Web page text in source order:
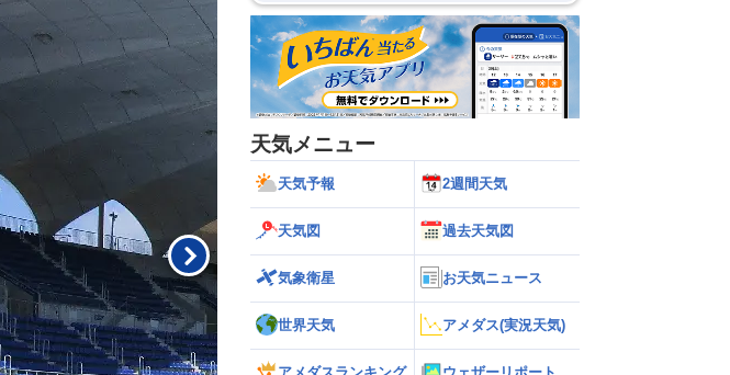
天気メニュー
天気予報 2週間天気
天気図 過去天気図
気象衛星 お天気ニュース
世界天気 アメダス(実況天気)